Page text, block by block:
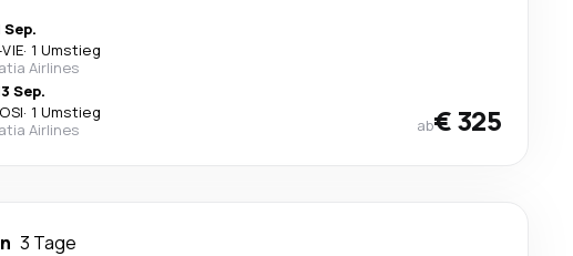
Sep.
VIE· 1 Umstieg
Airlines
Sep.
OSI· 1 Umstieg
Airlines
ab€ 325
3 Tage